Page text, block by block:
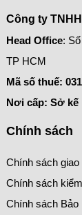
Công ty
Head Office:
TP HCM
Mã số thuế:
Nơi cấp: Sở kế
Chính sách
Chính sách giao
Chính sách
Chính sách Bảo